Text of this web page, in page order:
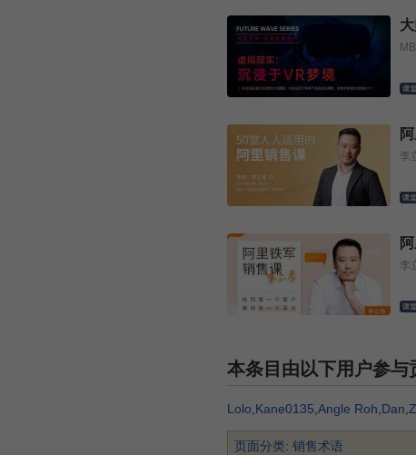
李
李
本条目由以下用户参与
Lolo,Kane0135,Angle Roh,Dan,
页面分类: 销售术语